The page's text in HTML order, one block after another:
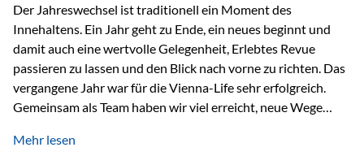
Der Jahreswechsel ist traditionell ein Moment des
Innehaltens. Ein Jahr geht zu Ende, ein neues beginnt und
damit auch eine wertvolle Gelegenheit, Erlebtes Revue
passieren zu lassen und den Blick nach vorne zu richten. Das
vergangene Jahr war für die Vienna-Life sehr erfolgreich.
Gemeinsam als Team haben wir viel erreicht, neue Wege
Veranstaltungen wie der Schnifisschnauf, aber auch unsere
Mehr lesen